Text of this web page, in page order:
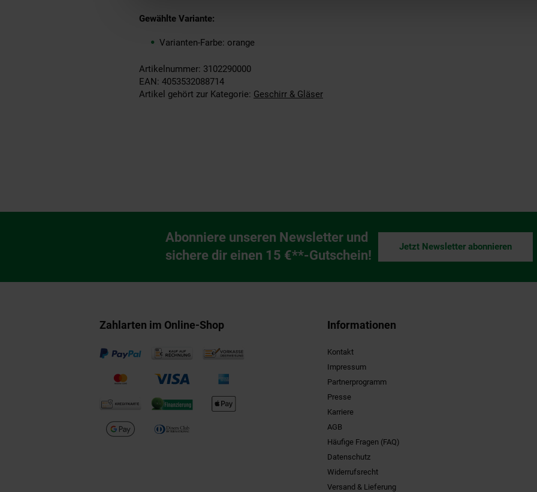
Gewählte Variante:
Varianten-Farbe: orange
Artikelnummer: 3102290000
EAN: 4053532088714
Artikel gehört zur Kategorie: Geschirr & Gläser
Newsletter Anmeldung
Abonniere unseren Newsletter und
sichere dir einen 15 €**-Gutschein!
Jetzt Newsletter abonnieren
Zahlarten im Online-Shop Informationen
Kontakt
Impressum
Partnerprogramm
Presse
Karriere
AGB
Häufige Fragen (FAQ)
Datenschutz
Widerrufsrecht
Versand & Lieferung